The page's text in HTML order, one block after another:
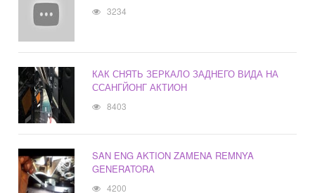
3234
КАК СНЯТЬ ЗЕРКАЛО ЗАДНЕГО ВИДА НА
ССАНГЙОНГ АКТИОН
8403
SAN ENG AKTION ZAMENA REMNYA
GENERATORA
4200